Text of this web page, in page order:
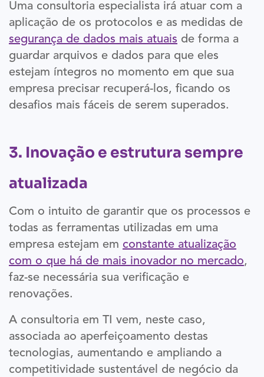
Uma consultoria especialista irá atuar com a
aplicação de os protocolos e as medidas de
segurança de dados mais atuais de forma a
guardar arquivos e dados para que eles
estejam íntegros no momento em que sua
empresa precisar recuperá-los, ficando os
desafios mais fáceis de serem superados.
3. Inovação e estrutura sempre
atualizada
Com o intuito de garantir que os processos e
todas as ferramentas utilizadas em uma
empresa estejam em constante atualização
com o que há de mais inovador no mercado,
faz-se necessária sua verificação e
renovações.
A consultoria em TI vem, neste caso,
associada ao aperfeiçoamento destas
tecnologias, aumentando e ampliando a
competitividade sustentável de negócio da